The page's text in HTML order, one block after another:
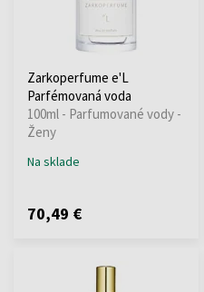
Zarkoperfume e'L
Parfémovaná voda
100ml - Parfumované vody -
Ženy
Na sklade
70,49 €